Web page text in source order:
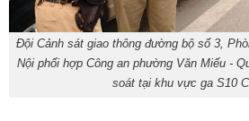
Đội Cảnh sát giao thông đường bộ số 3,
Nội phối hợp Công an phường Văn Miếu -
soát tại khu vực ga S10